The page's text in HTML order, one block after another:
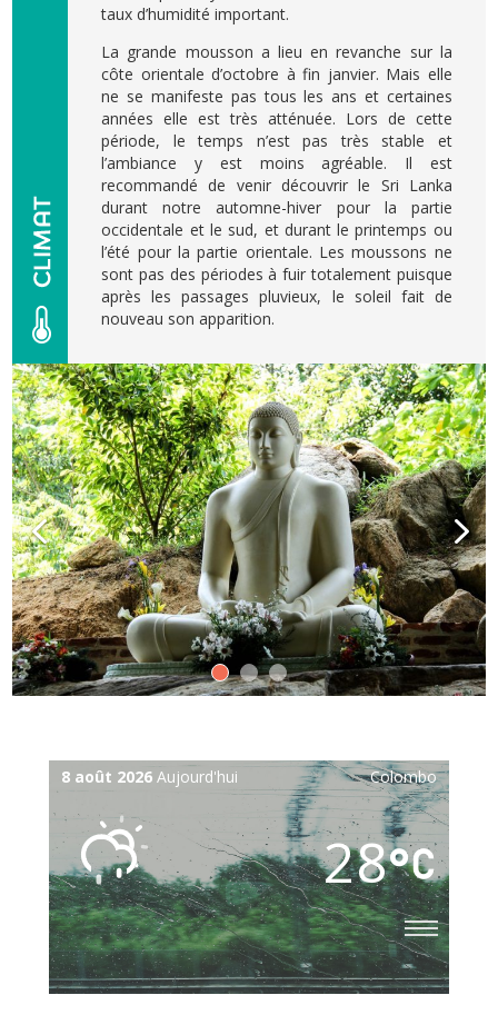
taux d’humidité important.
La grande mousson a lieu en revanche sur la
côte orientale d’octobre à fin janvier. Mais elle
ne se manifeste pas tous les ans et certaines
années elle est très atténuée. Lors de cette
période, le temps n’est pas très stable et
l’ambiance y est moins agréable. Il est
recommandé de venir découvrir le Sri Lanka
durant notre automne-hiver pour la partie
occidentale et le sud, et durant le printemps ou
l’été pour la partie orientale. Les moussons ne
sont pas des périodes à fuir totalement puisque
après les passages pluvieux, le soleil fait de
nouveau son apparition.
8 août 2026Aujourd'hui Colombo
28